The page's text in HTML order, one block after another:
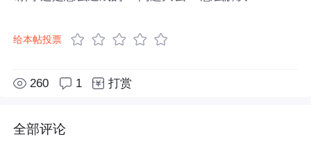
给本帖投票
260 1 打赏
全部评论